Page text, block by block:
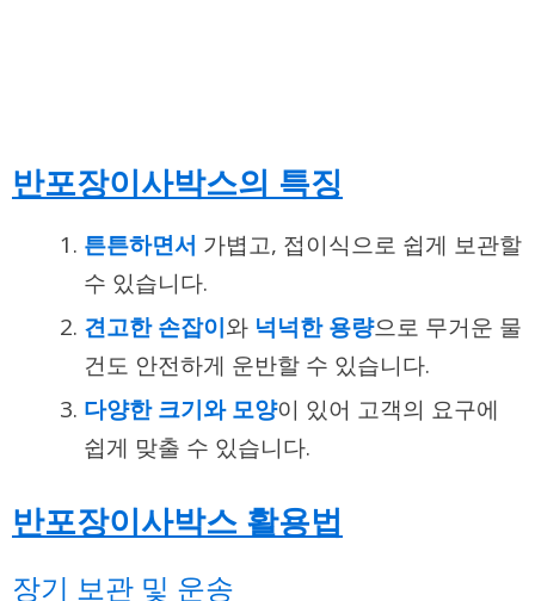
반포장이사박스의 특징
튼튼하면서 가볍고, 접이식으로 쉽게 보관할
수 있습니다.
견고한 손잡이와 넉넉한 용량으로 무거운 물
건도 안전하게 운반할 수 있습니다.
다양한 크기와 모양이 있어 고객의 요구에
쉽게 맞출 수 있습니다.
반포장이사박스 활용법
장기 보관 및 운송